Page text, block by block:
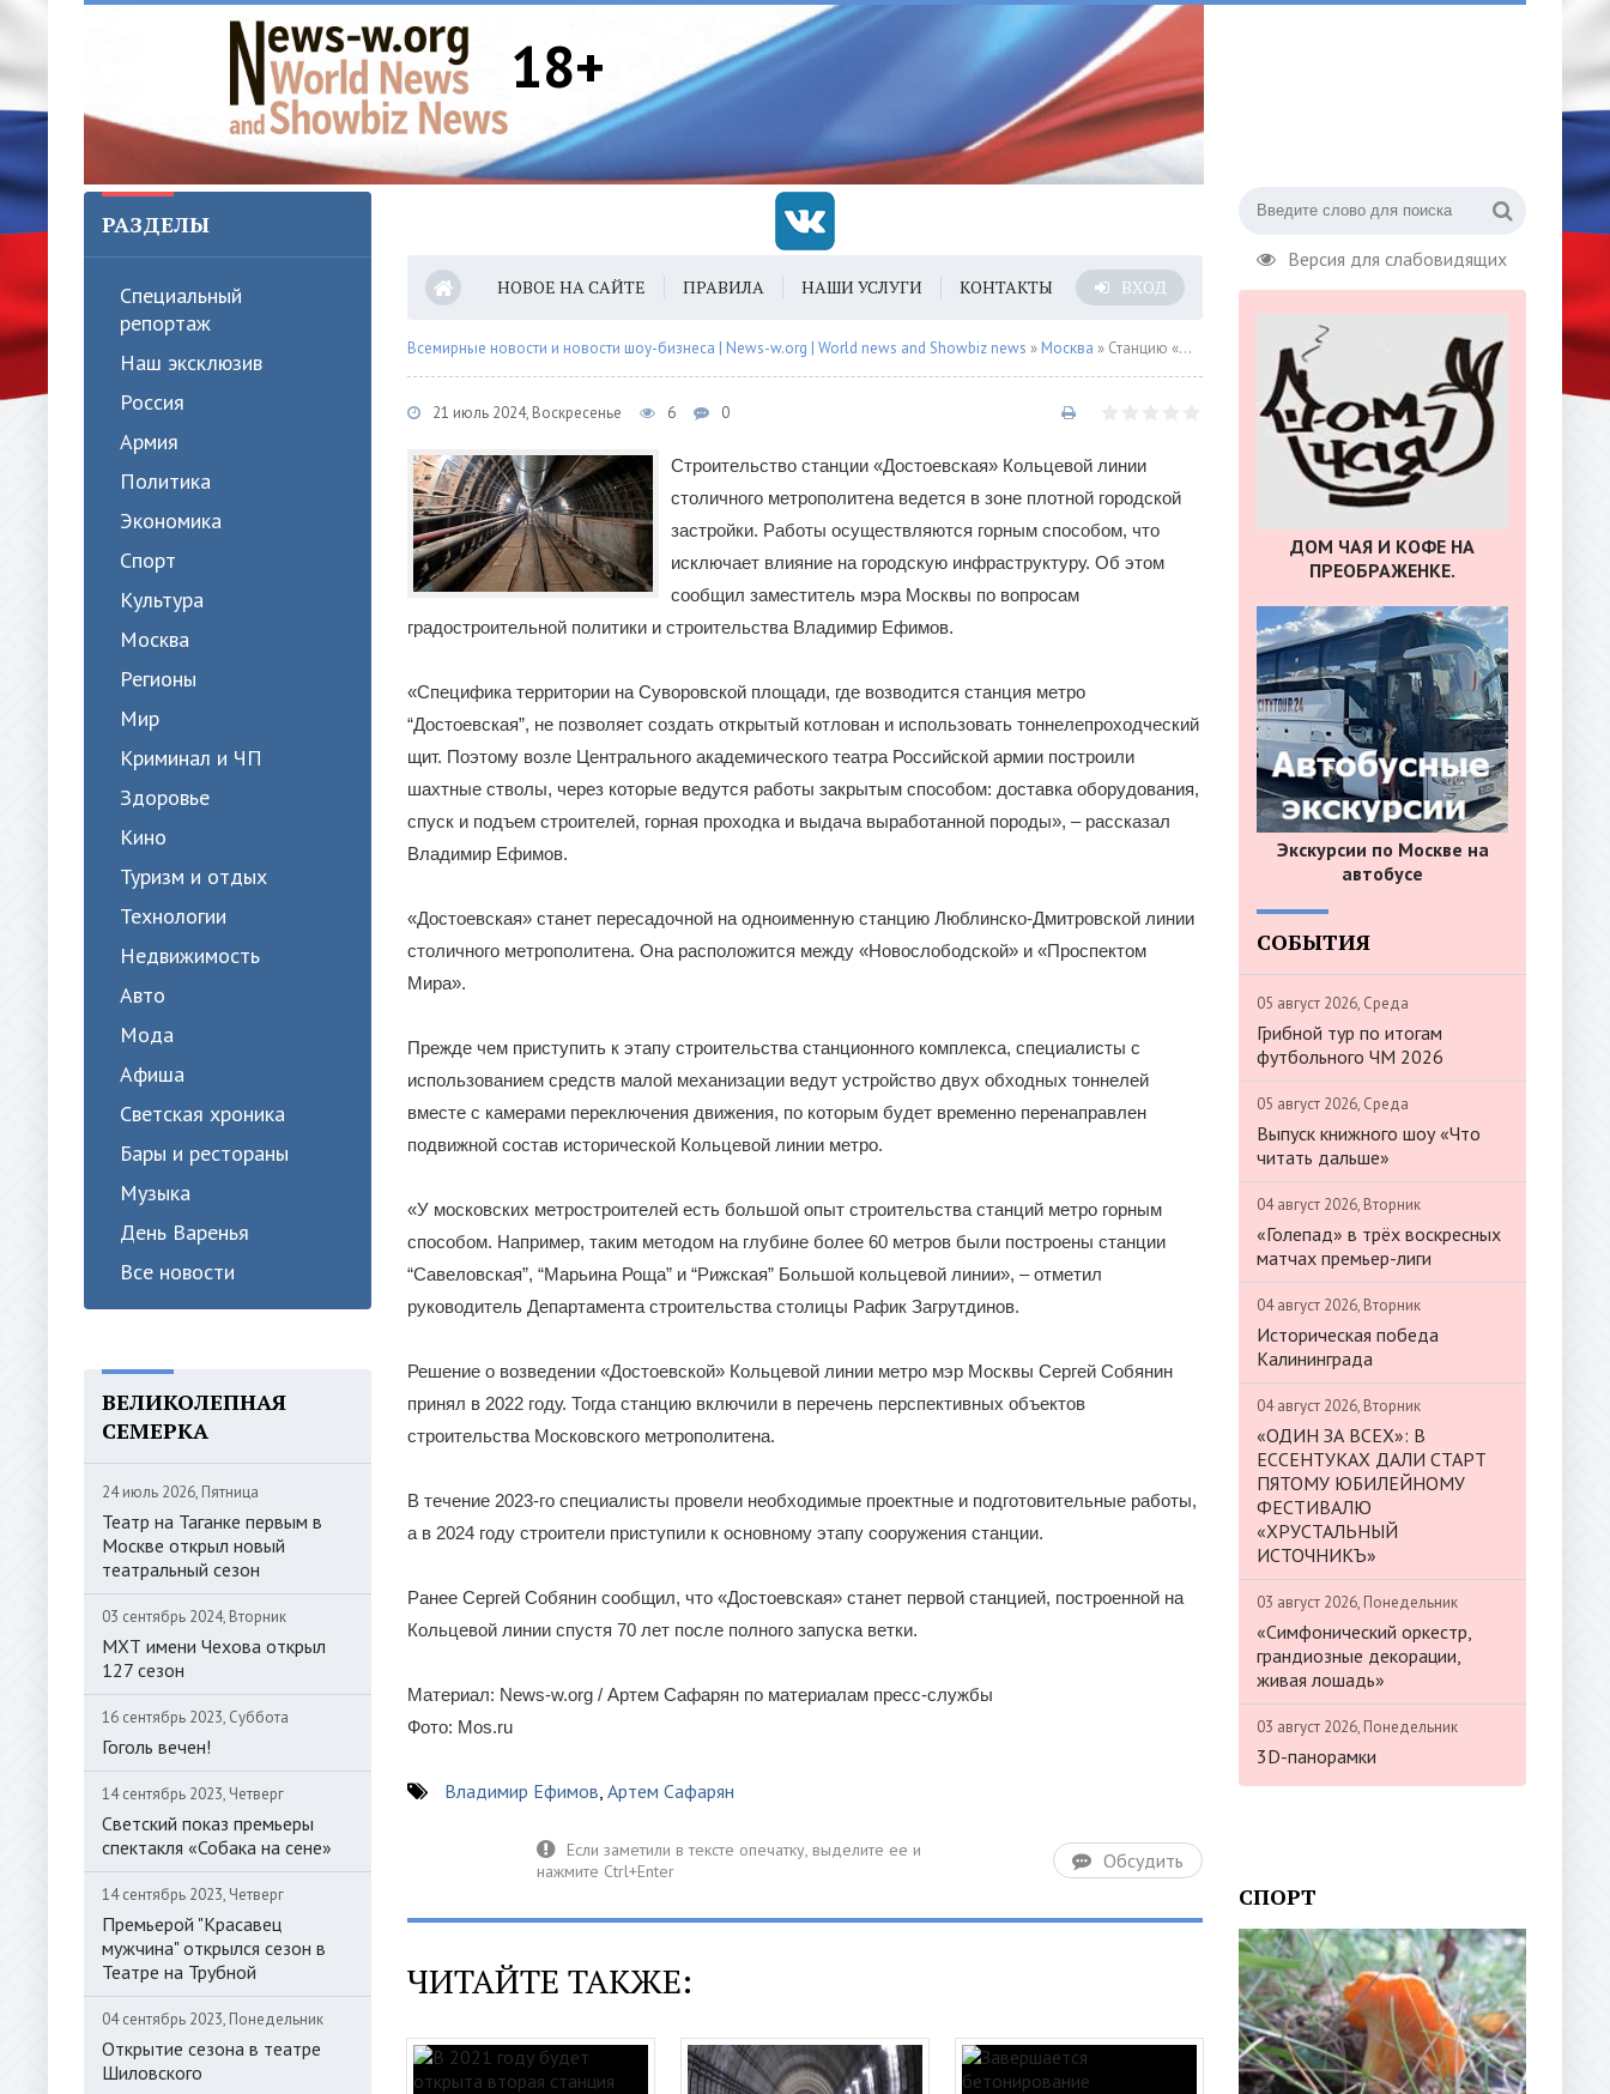
18+
Версия для слабовидящих
РАЗДЕЛЫ
Специальный
репортаж
Наш эксклюзив
Россия
Армия
Политика
Экономика
Спорт
Культура
Москва
Регионы
Мир
Криминал и ЧП
Здоровье
Кино
Туризм и отдых
Технологии
Недвижимость
Авто
Мода
Афиша
Светская хроника
Бары и рестораны
Музыка
День Варенья
Все новости
ВЕЛИКОЛЕПНАЯ
СЕМЕРКА
24 июль 2026, Пятница
Театр на Таганке первым в
Москве открыл новый
театральный сезон
03 сентябрь 2024, Вторник
МХТ имени Чехова открыл
127 сезон
16 сентябрь 2023, Суббота
Гоголь вечен!
14 сентябрь 2023, Четверг
Светский показ премьеры
спектакля «Собака на сене»
14 сентябрь 2023, Четверг
Премьерой "Красавец
мужчина" открылся сезон в
Театре на Трубной
04 сентябрь 2023, Понедельник
Открытие сезона в театре
Шиловского
НОВОЕ НА САЙТЕ ПРАВИЛА НАШИ УСЛУГИ КОНТАКТЫ ВХОД
Всемирные новости и новости шоу-бизнеса | News-w.org | World news and Showbiz news » Москва » Станцию «Достоевская» Кольцевой линии метро строят горным способом
21 июль 2024, Воскресенье 6 0
Строительство станции «Достоевская» Кольцевой линии
столичного метрополитена ведется в зоне плотной городской
застройки. Работы осуществляются горным способом, что
исключает влияние на городскую инфраструктуру. Об этом
сообщил заместитель мэра Москвы по вопросам
градостроительной политики и строительства Владимир Ефимов.
«Специфика территории на Суворовской площади, где возводится станция метро
“Достоевская”, не позволяет создать открытый котлован и использовать тоннелепроходческий
щит. Поэтому возле Центрального академического театра Российской армии построили
шахтные стволы, через которые ведутся работы закрытым способом: доставка оборудования,
спуск и подъем строителей, горная проходка и выдача выработанной породы», – рассказал
Владимир Ефимов.
«Достоевская» станет пересадочной на одноименную станцию Люблинско-Дмитровской линии
столичного метрополитена. Она расположится между «Новослободской» и «Проспектом
Мира».
Прежде чем приступить к этапу строительства станционного комплекса, специалисты с
использованием средств малой механизации ведут устройство двух обходных тоннелей
вместе с камерами переключения движения, по которым будет временно перенаправлен
подвижной состав исторической Кольцевой линии метро.
«У московских метростроителей есть большой опыт строительства станций метро горным
способом. Например, таким методом на глубине более 60 метров были построены станции
“Савеловская”, “Марьина Роща” и “Рижская” Большой кольцевой линии», – отметил
руководитель Департамента строительства столицы Рафик Загрутдинов.
Решение о возведении «Достоевской» Кольцевой линии метро мэр Москвы Сергей Собянин
принял в 2022 году. Тогда станцию включили в перечень перспективных объектов
строительства Московского метрополитена.
В течение 2023-го специалисты провели необходимые проектные и подготовительные работы,
а в 2024 году строители приступили к основному этапу сооружения станции.
Ранее Сергей Собянин сообщил, что «Достоевская» станет первой станцией, построенной на
Кольцевой линии спустя 70 лет после полного запуска ветки.
Материал: News-w.org / Артем Сафарян по материалам пресс-службы
Фото: Mos.ru
Владимир Ефимов, Артем Сафарян
Обсудить
ЧИТАЙТЕ ТАКЖЕ:
ДОМ ЧАЯ И КОФЕ НА
ПРЕОБРАЖЕНКЕ.
Экскурсии по Москве на
автобусе
СОБЫТИЯ
05 август 2026, Среда
Грибной тур по итогам
футбольного ЧМ 2026
05 август 2026, Среда
Выпуск книжного шоу «Что
читать дальше»
04 август 2026, Вторник
«Голепад» в трёх воскресных
матчах премьер-лиги
04 август 2026, Вторник
Историческая победа
Калининграда
04 август 2026, Вторник
«ОДИН ЗА ВСЕХ»: В
ЕССЕНТУКАХ ДАЛИ СТАРТ
ПЯТОМУ ЮБИЛЕЙНОМУ
ФЕСТИВАЛЮ
«ХРУСТАЛЬНЫЙ
ИСТОЧНИКЪ»
03 август 2026, Понедельник
«Симфонический оркестр,
грандиозные декорации,
живая лошадь»
03 август 2026, Понедельник
3D-панорамки
СПОРТ